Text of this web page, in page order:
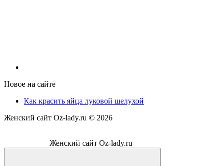
Новое на сайте
Как красить яйца луковой шелухой
Женский сайт Oz-lady.ru © 2026
Женский сайт Oz-lady.ru